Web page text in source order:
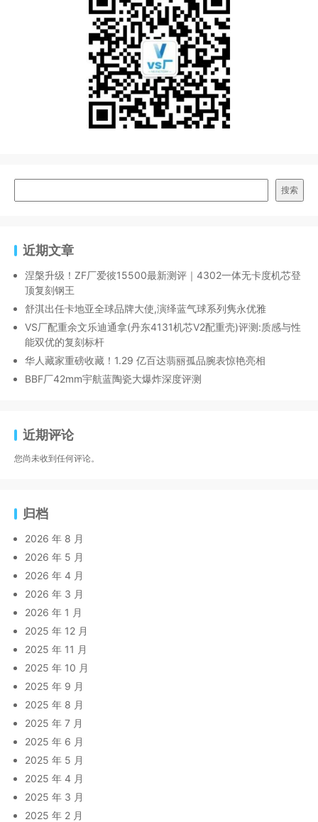
搜索
近期文章
涅槃升级！ZF厂爱彼15500最新测评｜4302一体无卡度机芯登
顶复刻钢王
舒淇出任卡地亚全球品牌大使,演绎蓝气球系列隽永优雅
VS厂配重余文乐迪通拿(丹东4131机芯V2配重壳)评测:质感与性
能双优的复刻标杆
华人藏家重磅收藏！1.29 亿百达翡丽孤品腕表惊艳亮相
BBF厂42mm宇航蓝陶瓷大爆炸深度评测
近期评论
您尚未收到任何评论。
归档
2026 年 8 月
2026 年 5 月
2026 年 4 月
2026 年 3 月
2026 年 1 月
2025 年 12 月
2025 年 11 月
2025 年 10 月
2025 年 9 月
2025 年 8 月
2025 年 7 月
2025 年 6 月
2025 年 5 月
2025 年 4 月
2025 年 3 月
2025 年 2 月